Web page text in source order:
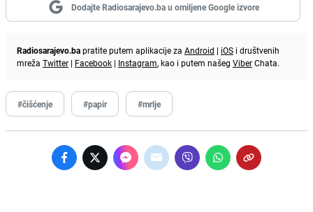
Dodajte Radiosarajevo.ba u omiljene Google izvore
Radiosarajevo.bapratite putem aplikacije za Android | iOS i društvenih
mreža Twitter | Facebook | Instagram, kao i putem našeg ViberChata.
#čišćenje #papir #mrlje